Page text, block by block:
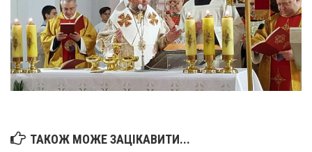
Харківщина
Полтавщина
Сумщина
ТАКОЖ МОЖЕ ЗАЦІКАВИТИ...